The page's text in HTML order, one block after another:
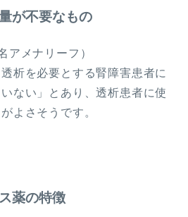
が不要なもの
アメナリーフ）
析を必要とする腎障害患者に
ない」とあり、透析患者に使
よさそうです。
薬の特徴